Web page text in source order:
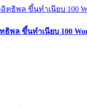
พล ขึ้นทำเนียบ 100